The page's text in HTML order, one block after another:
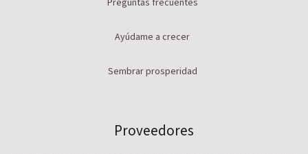
Preguntas frecuentes
Ayúdame a crecer
Sembrar prosperidad
Proveedores